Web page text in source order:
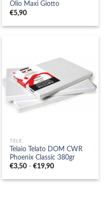
Olio Maxi Giotto
€5,90
TELE
Telaio Telato DOM CWR
Phoenix Classic 380gr
€3,50 - €19,90Fascia
prezzo: